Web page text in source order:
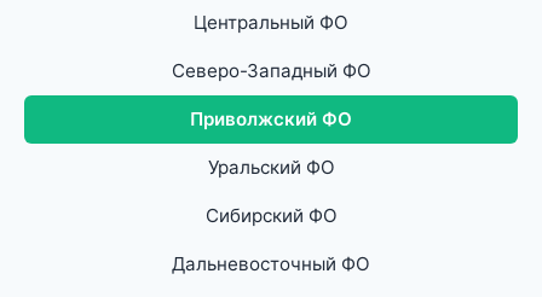
Центральный ФО
Северо-Западный ФО
Приволжский ФО
Уральский ФО
Сибирский ФО
Дальневосточный ФО